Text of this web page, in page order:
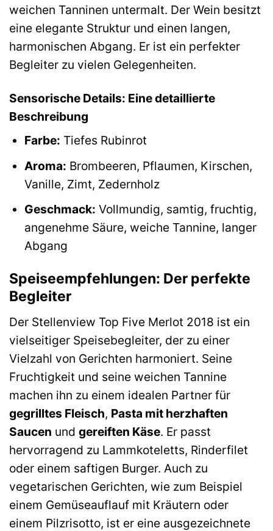
weichen Tanninen untermalt. Der Wein besitzt
eine elegante Struktur und einen langen,
harmonischen Abgang. Er ist ein perfekter
Begleiter zu vielen Gelegenheiten.
Sensorische Details: Eine detaillierte
Beschreibung
Farbe: Tiefes Rubinrot
Aroma: Brombeeren, Pflaumen, Kirschen,
Vanille, Zimt, Zedernholz
Geschmack: Vollmundig, samtig, fruchtig,
angenehme Säure, weiche Tannine, langer
Abgang
Speiseempfehlungen: Der perfekte
Begleiter
Der Stellenview Top Five Merlot 2018 ist ein
vielseitiger Speisebegleiter, der zu einer
Vielzahl von Gerichten harmoniert. Seine
Fruchtigkeit und seine weichen Tannine
machen ihn zu einem idealen Partner für
gegrilltes Fleisch, Pasta mit herzhaften
Saucen und gereiften Käse. Er passt
hervorragend zu Lammkoteletts, Rinderfilet
oder einem saftigen Burger. Auch zu
vegetarischen Gerichten, wie zum Beispiel
einem Gemüseauflauf mit Kräutern oder
einem Pilzrisotto, ist er eine ausgezeichnete